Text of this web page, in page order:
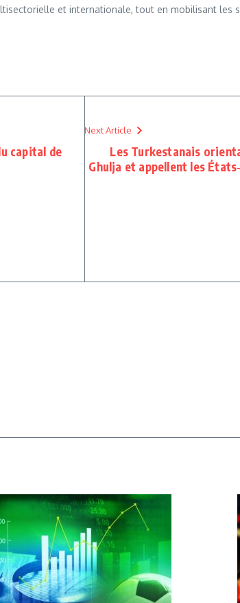
et internationale, tout en mobilisant les
capital de
Next Article
Les Turkestanais
Ghulja et appellent les